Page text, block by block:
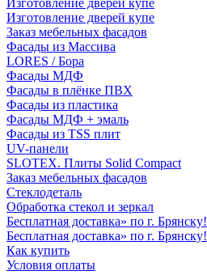
Изготовление дверей купе
Изготовление дверей купе
Заказ мебельных фасадов
Фасады из Массива
LORES / Бора
Фасады МДФ
Фасады в плёнке ПВХ
Фасады из пластика
Фасады МДФ + эмаль
Фасады из TSS плит
UV-панели
SLOTEX. Плиты Solid Compact
Заказ мебельных фасадов
Стеклодеталь
Обработка стекол и зеркал
Бесплатная доставка» по г. Брянску!
Бесплатная доставка» по г. Брянску!
Как купить
Условия оплаты